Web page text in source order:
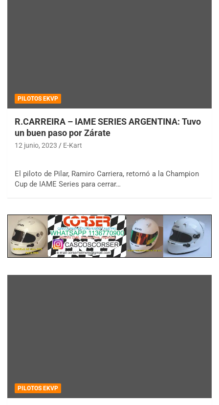
PILOTOS EKVP
R.CARREIRA – IAME SERIES ARGENTINA: Tuvo
un buen paso por Zárate
12 junio, 2023 E-Kart
El piloto de Pilar, Ramiro Carriera, retornó a la Champion
Cup de IAME Series para cerrar…
PILOTOS EKVP